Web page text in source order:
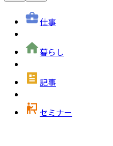
仕事
暮らし
記事
セミナー